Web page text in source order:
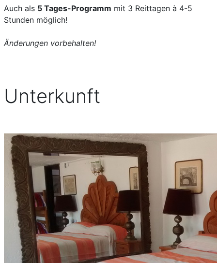
Auch als 5 Tages-Programm mit 3 Reittagen à 4-5
Stunden möglich!
Änderungen vorbehalten!
Unterkunft